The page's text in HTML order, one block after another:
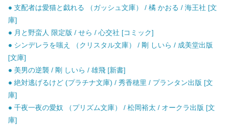
● 支配者は愛猫と戯れる （ガッシュ文庫） / 橘 かおる / 海王社 [文
庫]
● 月と野蛮人 限定版 / せら / 心交社 [コミック]
● シンデレラを嗤え （クリスタル文庫） / 剛 しいら / 成美堂出版
[文庫]
● 美男の逆襲 / 剛 しいら / 雄飛 [新書]
● 絶対逃げるけど (プラチナ文庫) / 秀香穂里 / プランタン出版 [文
庫]
● 千夜一夜の愛奴 （プリズム文庫） / 松岡裕太 / オークラ出版 [文
庫]